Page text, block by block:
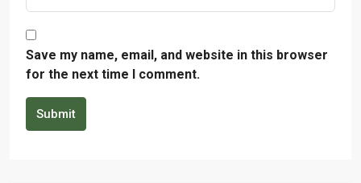
Save my name, email, and website in this browser
for the next time I comment.
Submit